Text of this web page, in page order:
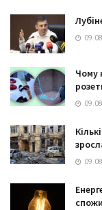
Чому